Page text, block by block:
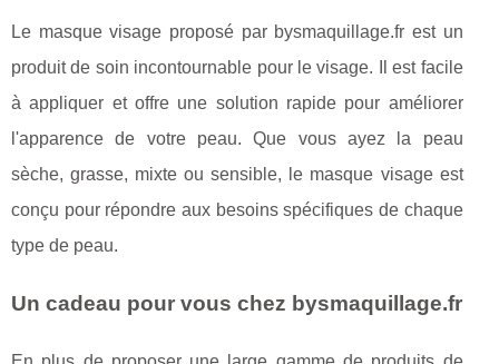
Le masque visage proposé par bysmaquillage.fr est un
produit de soin incontournable pour le visage. Il est facile
à appliquer et offre une solution rapide pour améliorer
l'apparence de votre peau. Que vous ayez la peau
sèche, grasse, mixte ou sensible, le masque visage est
conçu pour répondre aux besoins spécifiques de chaque
type de peau.
Un cadeau pour vous chez bysmaquillage.fr